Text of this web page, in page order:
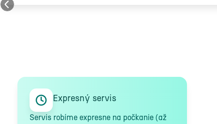
Expresný servis
Servis robíme expresne na počkanie (až